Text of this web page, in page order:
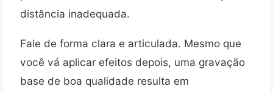
distância inadequada.
Fale de forma clara e articulada. Mesmo que
você vá aplicar efeitos depois, uma gravação
base de boa qualidade resulta em